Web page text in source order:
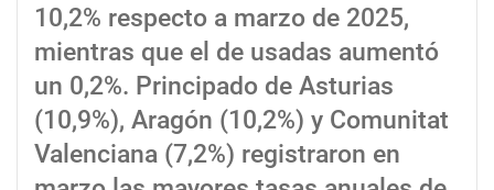
10,2% respecto a marzo de 2025,
mientras que el de usadas aumentó
un 0,2%. Principado de Asturias
(10,9%), Aragón (10,2%) y Comunitat
Valenciana (7,2%) registraron en